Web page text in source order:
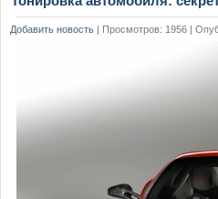
Добавить новость | Просмотров: 1956 |